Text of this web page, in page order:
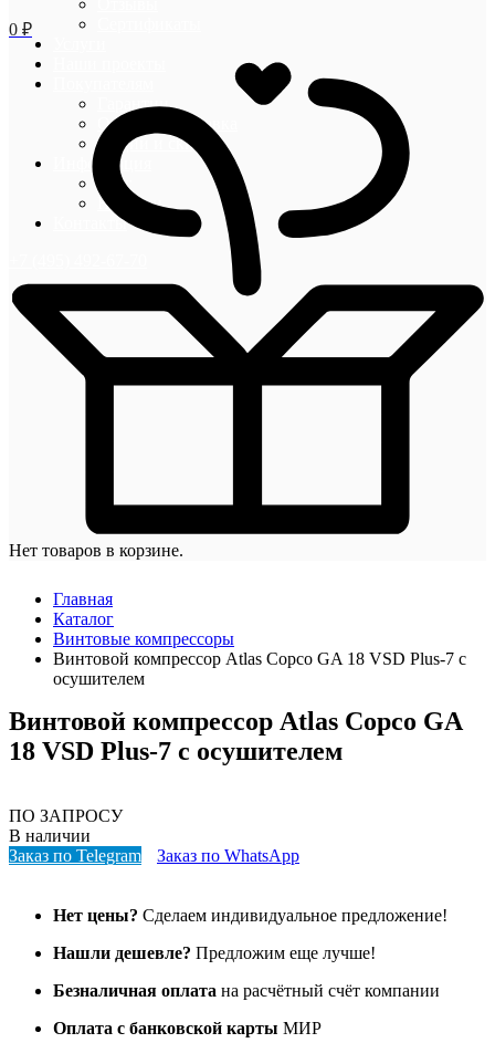
Гарантии
Оплата и доставка
Акции и скидки
Информация
Блог
Новости
Контакты
0 ₽
Нет товаров в корзине.
Главная
Каталог
Винтовые компрессоры
Винтовой компрессор Atlas Copco GA 18 VSD Plus-7 с
осушителем
Винтовой компрессор Atlas Copco GA
18 VSD Plus-7 с осушителем
ПО ЗАПРОСУ
В наличии
Заказ по Telegram
Заказ по WhatsApp
Нет цены? Сделаем индивидуальное предложение!
Нашли дешевле? Предложим еще лучше!
Безналичная оплата на расчётный счёт компании
Оплата с банковской карты МИР